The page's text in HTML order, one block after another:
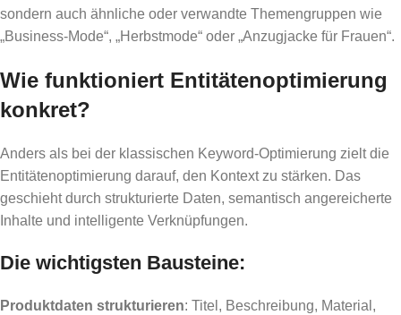
sondern auch ähnliche oder verwandte Themengruppen wie
„Business-Mode“, „Herbstmode“ oder „Anzugjacke für Frauen“.
Wie funktioniert Entitätenoptimierung
konkret?
Anders als bei der klassischen Keyword-Optimierung zielt die
Entitätenoptimierung darauf, den Kontext zu stärken. Das
geschieht durch strukturierte Daten, semantisch angereicherte
Inhalte und intelligente Verknüpfungen.
Die wichtigsten Bausteine:
Produktdaten strukturieren: Titel, Beschreibung, Material,